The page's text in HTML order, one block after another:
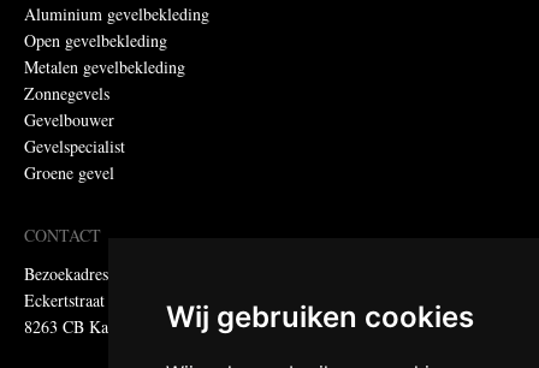
Wij gebruiken cookies
Aluminium gevelbekleding
Open gevelbekleding
Metalen gevelbekleding
Zonnegevels
Gevelbouwer
Gevelspecialist
Groene gevel
CONTACT
Bezoekadres:
Eckertstraat 75
8263 CB Kampen